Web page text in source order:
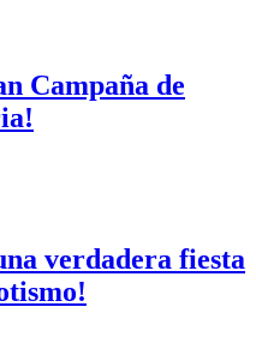
Campaña de
verdadera fiesta